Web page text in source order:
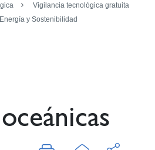
Vigilancia tecnológica gratuita
Energía y Sostenibilidad